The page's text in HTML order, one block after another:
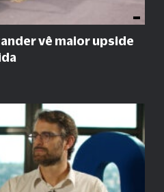
vê maior upside